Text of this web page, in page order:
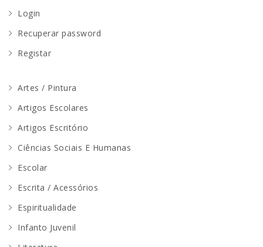
Login
Recuperar password
Registar
Artes / Pintura
Artigos Escolares
Artigos Escritório
Ciências Sociais E Humanas
Escolar
Escrita / Acessórios
Espiritualidade
Infanto Juvenil